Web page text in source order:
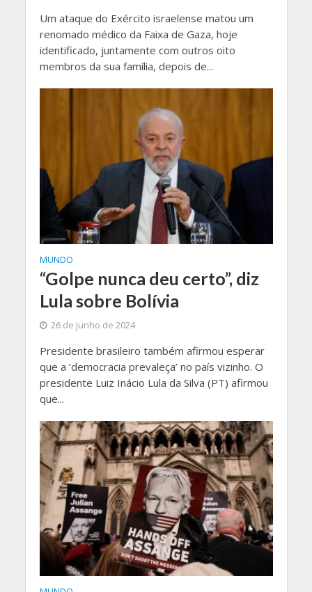
Um ataque do Exército israelense matou um
renomado médico da Faixa de Gaza, hoje
identificado, juntamente com outros oito
membros da sua família, depois de...
MUNDO
“Golpe nunca deu certo”, diz
Lula sobre Bolívia
26 de junho de 2024
Presidente brasileiro também afirmou esperar
que a ‘democracia prevaleça’ no país vizinho. O
presidente Luiz Inácio Lula da Silva (PT) afirmou
que...